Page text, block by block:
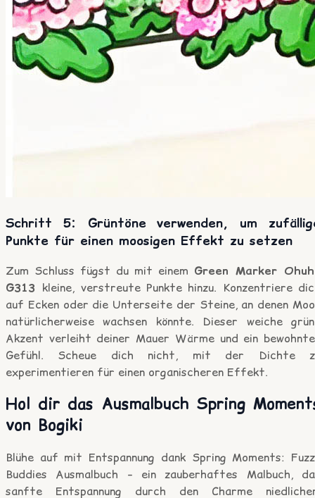
Schritt 5: Grüntöne verwenden, um
Punkte für einen moosigen Effekt zu setzen
Zum Schluss fügst du mit einem Green Marker
G313 kleine, verstreute Punkte hinzu. Konzentriere
auf Ecken oder die Unterseite der Steine, an denen
natürlicherweise wachsen könnte. Dieser weiche
Akzent verleiht deiner Mauer Wärme und ein
Gefühl. Scheue dich nicht, mit der Dichte
experimentieren für einen organischeren Effekt.
Hol dir das Ausmalbuch Spring
von Bogiki
Blühe auf mit Entspannung dank Spring Moments:
Buddies Ausmalbuch – ein zauberhaftes Malbuch,
sanfte Entspannung durch den Charme